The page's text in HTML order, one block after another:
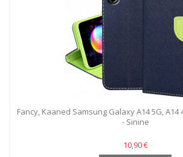
Fancy, Kaaned Samsung Galaxy A14 5G, A14
- Sinine
10,90 €